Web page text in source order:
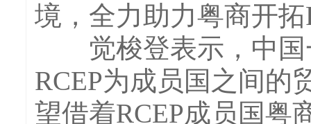
境，全力助力粤商开
觉梭登表示，中国
RCEP为成员国之间的
望借着RCEP成员国粤